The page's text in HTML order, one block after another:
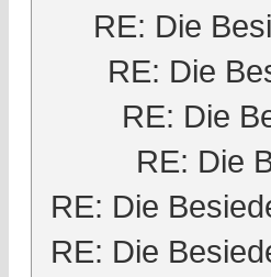
RE: Die
RE: Die
RE: Die
RE: Die
RE: Die
RE: Die